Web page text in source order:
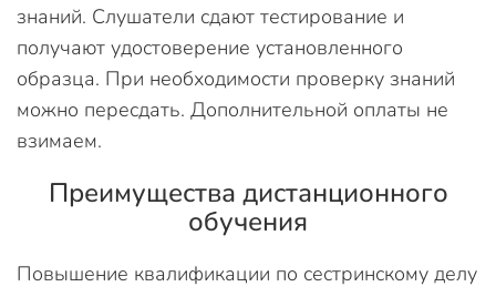
знаний. Слушатели сдают тестирование и
получают удостоверение установленного
образца. При необходимости проверку знаний
можно пересдать. Дополнительной оплаты не
взимаем.
Преимущества дистанционного
обучения
Повышение квалификации по сестринскому делу